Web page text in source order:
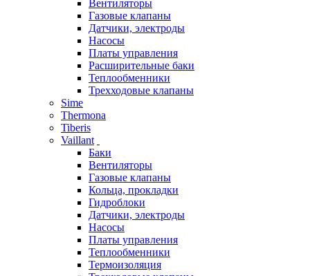
Вентиляторы
Газовые клапаны
Датчики, электроды
Насосы
Платы управления
Расширительные баки
Теплообменники
Трехходовые клапаны
Sime
Thermona
Tiberis
Vaillant
Баки
Вентиляторы
Газовые клапаны
Кольца, прокладки
Гидроблоки
Датчики, электроды
Насосы
Платы управления
Теплообменники
Термоизоляция